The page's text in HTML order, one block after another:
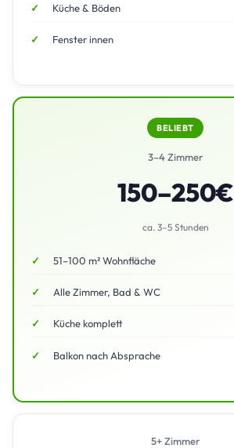
Küche & Böden
Fenster innen
BELIEBT
3–4 Zimmer
150–250€
ca. 3–5 Stunden
51–100 m² Wohnfläche
Alle Zimmer, Bad & WC
Küche komplett
Balkon nach Absprache
5+ Zimmer